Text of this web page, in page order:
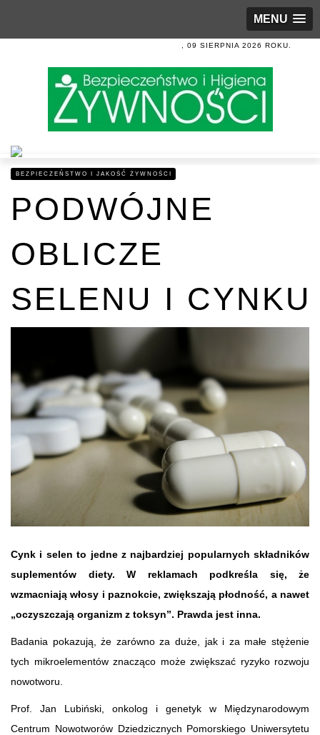
MENU
, 09 SIERPNIA 2026 ROKU.
BEZPIECZEŃSTWO I JAKOŚĆ ŻYWNOŚCI
PODWÓJNE
OBLICZE
SELENU I CYNKU
Cynk i selen to jedne z najbardziej popularnych składników
suplementów diety. W reklamach podkreśla się, że
wzmacniają włosy i paznokcie, zwiększają płodność, a nawet
„oczyszczają organizm z toksyn”. Prawda jest inna.
Badania pokazują, że zarówno za duże, jak i za małe stężenie
tych mikroelementów znacząco może zwiększać ryzyko rozwoju
nowotworu.
Prof. Jan Lubiński, onkolog i genetyk w Międzynarodowym
Centrum Nowotworów Dziedzicznych Pomorskiego Uniwersytetu